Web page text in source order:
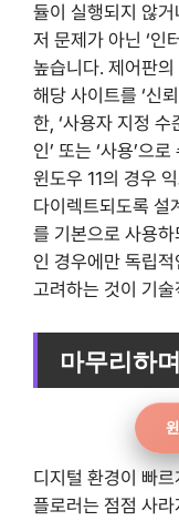
듈이 실행되지 않
저 문제가 아닌 ‘인
높습니다. 제어판의
해당 사이트를 ‘신
한, ‘사용자 지정 수
인’ 또는 ‘사용’으
윈도우 11의 경우
다이렉트되도록 설
를 기본으로 사용
인 경우에만 독립
고려하는 것이 기
마무리하며
디지털 환경이 빠
플로러는 점점 사